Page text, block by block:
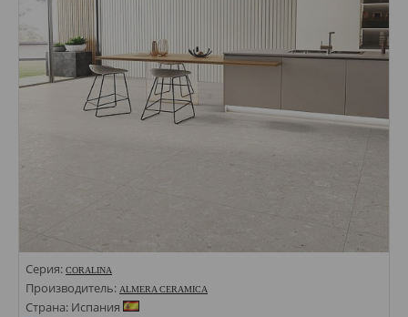
Серия: CORALINA
Производитель: ALMERA CERAMICA
Страна: Испания